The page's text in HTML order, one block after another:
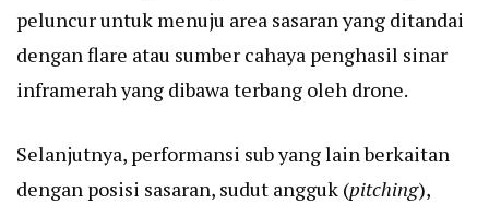
peluncur untuk menuju area sasaran yang ditandai
dengan flare atau sumber cahaya penghasil sinar
inframerah yang dibawa terbang oleh drone.
Selanjutnya, performansi sub yang lain berkaitan
dengan posisi sasaran, sudut angguk (pitching),